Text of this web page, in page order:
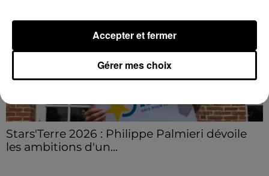
Stars'Terre 2026 : Philippe Palmieri dévoile
les ambitions d'un...
Gérer mes choix
Accepter et fermer